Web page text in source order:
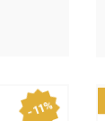
- 11%